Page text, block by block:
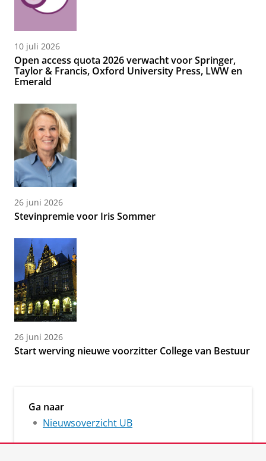
10 juli 2026
Open access quota 2026 verwacht voor Springer,
Taylor & Francis, Oxford University Press, LWW en
Emerald
26 juni 2026
Stevinpremie voor Iris Sommer
26 juni 2026
Start werving nieuwe voorzitter College van Bestuur
Ga naar
Nieuwsoverzicht UB